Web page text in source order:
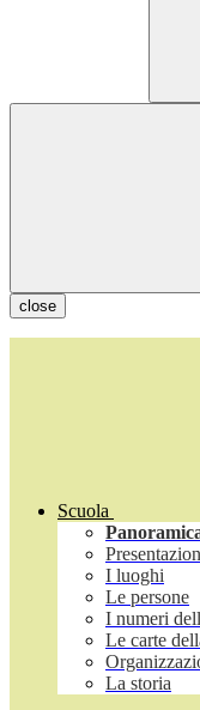
close
Scuola
I luoghi
Le persone
I numeri
Le carte
La storia